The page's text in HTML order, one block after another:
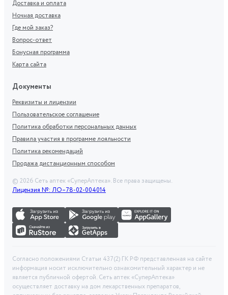
Доставка и оплата
Ночная доставка
Где мой заказ?
Вопрос-ответ
Бонусная программа
Карта сайта
Документы
Реквизиты и лицензии
Пользовательское соглашение
Политика обработки персональных данных
Правила участия в программе лояльности
Политика рекомендаций
Продажа дистанционным способом
© 2026 Сеть аптек «СуперАптека». Все права защищены.
Лицензия №: ЛО–78-02-004014
Согласно положениями Статьи 437(2) ГК РФ представленная на сайте
информация носит исключительно ознакомительный характер и не
является публичной офертой. Сеть аптек «СуперАптека»
осуществляет доставку на дом лекарственных препаратов,